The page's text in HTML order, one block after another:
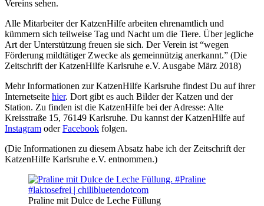
Vereins sehen.
Alle Mitarbeiter der KatzenHilfe arbeiten ehrenamtlich und
kümmern sich teilweise Tag und Nacht um die Tiere. Über jegliche
Art der Unterstützung freuen sie sich. Der Verein ist “wegen
Förderung mildtätiger Zwecke als gemeinnützig anerkannt.” (Die
Zeitschrift der KatzenHilfe Karlsruhe e.V. Ausgabe März 2018)
Mehr Informationen zur KatzenHilfe Karlsruhe findest Du auf ihrer
Internetseite hier. Dort gibt es auch Bilder der Katzen und der
Station. Zu finden ist die KatzenHilfe bei der Adresse: Alte
Kreisstraße 15, 76149 Karlsruhe. Du kannst der KatzenHilfe auf
Instagram oderFacebook folgen.
(Die Informationen zu diesem Absatz habe ich der Zeitschrift der
KatzenHilfe Karlsruhe e.V. entnommen.)
Praline mit Dulce de Leche Füllung